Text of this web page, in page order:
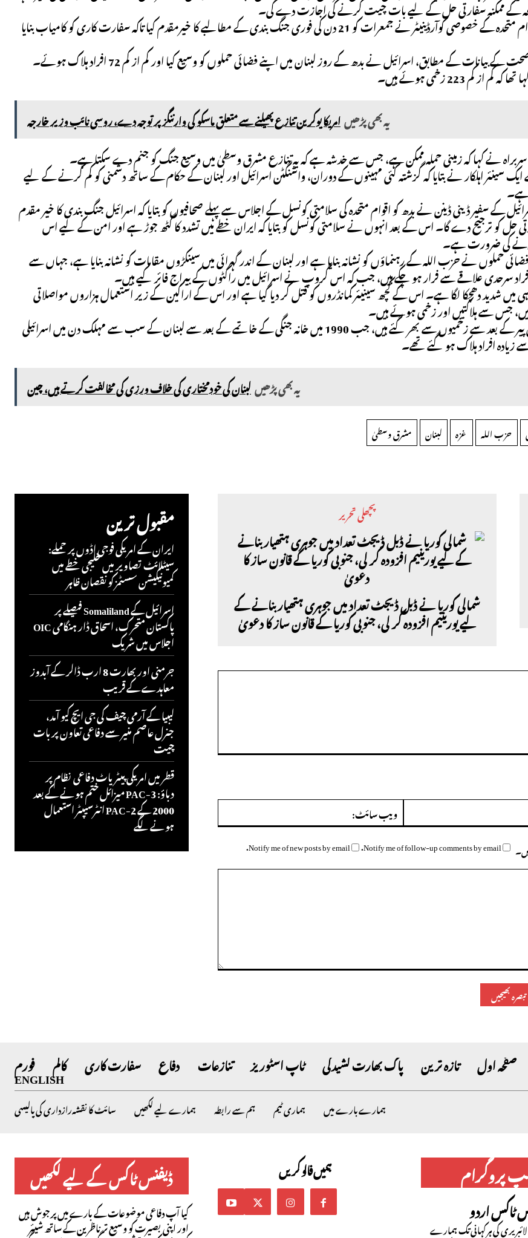
کے ممکنہ سفارتی حل کے لیے بات چیت کرنے کی اجازت دے گی۔
لبنان کے لیے اقوام متحدہ کے خصوصی کوآرڈینیٹر نے جمعرات کو 21 دن کی فوری جنگ بندی کے مطالبے کا خیرمقدم کیا تاکہ سفارت کاری کو کامیاب بنایا
لبنان کی وزارت صحت کے بیانات کے مطابق، اسرائیل نے بدھ کے روز لبنان میں اپنے فضائی حملوں کو وسیع کیا اور کم از کم 72 افراد ہلاک ہوئے۔
کم 223 زخمی ہوئے ہیں۔
یہ بھی پڑھیںامریکا یوکرین تنازع پھیلنے سے متعلق ماسکو کی وارننگز پر توجہ دے، روسی نائب وزیر خارجہ
نے کہا کہ زمینی حملہ ممکن ہے، جس سے خدشہ ہے کہ یہ تنازع مشرق وسطیٰ میں وسیع جنگ کو جنم دے سکتا ہے۔
ایک سینئر اہلکار نے بتایا کہ گزشتہ کئی مہینوں کے دوران، واشنگٹن اسرائیل اور لبنان کے حکام کے ساتھ دشمنی کو کم کرنے کے لیے
کے سفیر ڈینی ڈینن نے بدھ کو اقوام متحدہ کی سلامتی کونسل کے اجلاس سے پہلے صحافیوں کو بتایا کہ اسرائیل جنگ بندی کا خیر مقدم
حل کو ترجیح دے گا۔ اس کے بعد انہوں نے سلامتی کونسل کو بتایا کہ ایران خطے میں تشدد کا گٹھ جوڑ ہے اور امن کے لیے اس
کی ضرورت ہے۔
حملوں نے حزب اللہ کے رہنماؤں کو نشانہ بنایا ہے اور لبنان کے اندر گہرائی میں سینکڑوں مقامات کو نشانہ بنایا ہے، جہاں سے
سرحدی علاقے سے فرار ہو چکے ہیں، جب کہ اس گروپ نے اسرائیل میں راکٹوں کے بیراج فائر کیے ہیں۔
میں شدید دھچکا لگا ہے۔ اس کے کچھ سینیئر کمانڈروں کو قتل کر دیا گیا ہے اور اس کے اراکین کے زیر استعمال ہزاروں مواصلاتی
جس سے ہلاکتیں اور زخمی ہوئے ہیں۔
لبنان کے ہسپتال پیر کے بعد سے زخمیوں سے بھر گئے ہیں، جب 1990 میں خانہ جنگی کے خاتمے کے بعد سے لبنان کے سب سے مہلک دن میں اسرائیلی
یہ بھی پڑھیںلبنان کی خودمختاری کی خلاف ورزی کی مخالفت کرتے ہیں، چین
حزب اللہ غزہ لبنان مشرق وسطیٰ
پچھلی تحریر
شمالی کوریا نے ڈبل ڈیجٹ تعداد میں جوہری ہتھیار بنانے کے
لیے یورینیم افزودہ کر لی، جنوبی کوریا کے قانون ساز کا دعویٰ
ای
میل:*
ویب
Notify me of follow-up comments by email.
Notify me of new posts by email.
مقبول ترین
ایران کے امریکی فوجی اڈوں پر حملے:
سیٹلائٹ تصاویر میں خلیجی خطے میں
کمیونیکیشن سسٹمز کو نقصان ظاہر
اسرائیل کے Somaliland فیصلے پر
پاکستان متحرک، اسحاق ڈار ہنگامی OIC
اجلاس میں شریک
جرمنی اور بھارت 8 ارب ڈالر کے آبدوز
معاہدے کے قریب
لیبیا کے آرمی چیف کی جی ایچ کیو آمد،
جنرل عاصم منیر سے دفاعی تعاون پر بات
چیت
قطر میں امریکی پیٹریاٹ دفاعی نظام پر
دباؤ: PAC-3 میزائل ختم ہونے کے بعد
2000 کے PAC-2 انٹرسیپٹر استعمال
ہونے لگے
صفحہ اول تازہ ترین پاک بھارت کشیدگی ٹاپ اسٹوریز تنازعات دفاع سفارت کاری کالم فورم
ENGLISH
ہمارے بارے میں ہماری ٹیم ہم سے رابطہ ہمارے لیے لکھیں سائٹ کا نقشہرازداری کی پالیسی
ڈیفنس ٹاکس کے لیے لکھیں
کیا آپ دفاعی موضوعات کے بارے میں پرجوش ہیں
اور اپنی بصیرت کو وسیع تر ناظرین کے ساتھ شیئر
ہمیں فالو کریں پروگرام
ٹاکس اردو
کی ہر کہانی تک ہمارے